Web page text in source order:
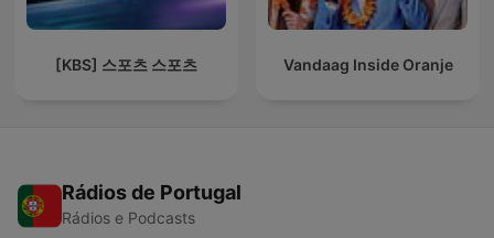
[KBS] 스포츠 스포츠 Vandaag Inside Oranje
Rádios de Portugal
Rádios e Podcasts